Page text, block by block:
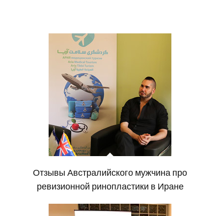
Отзывы Австралийского мужчина про
ревизионной ринопластики в Иране